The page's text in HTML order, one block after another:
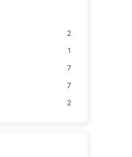
2
1
7
7
2